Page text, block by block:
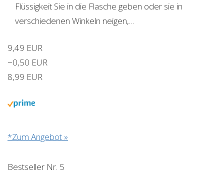
Flüssigkeit Sie in die Flasche geben oder sie in
verschiedenen Winkeln neigen,…
9,49 EUR
−0,50 EUR
8,99 EUR
*Zum Angebot »
Bestseller Nr. 5